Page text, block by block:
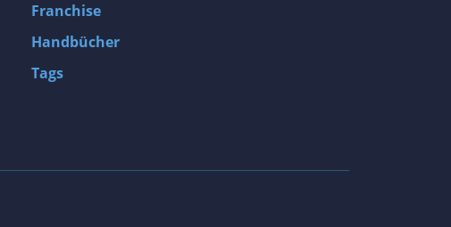
Franchise
Handbücher
Tags